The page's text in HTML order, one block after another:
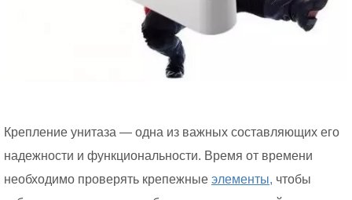
Крепление унитаза — одна из важных составляющих его
надежности и функциональности. Время от времени
необходимо проверять крепежные элементы, чтобы